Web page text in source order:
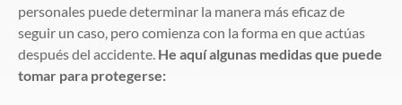
personales puede determinar la manera más eficaz de
seguir un caso, pero comienza con la forma en que actúas
después del accidente. He aquí algunas medidas que puede
tomar para protegerse: